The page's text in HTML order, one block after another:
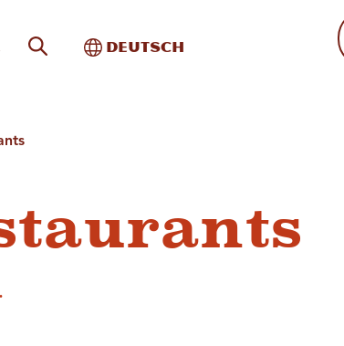
Website-Suche
Toggle International
Deutsch